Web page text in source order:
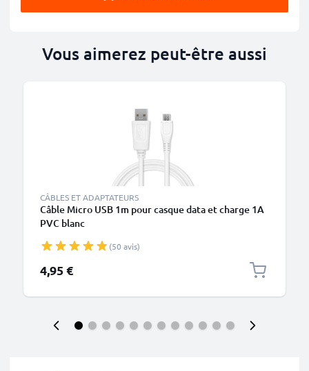
Vous aimerez peut-être aussi
CÂBLES ET ADAPTATEURS
Câble Micro USB 1m pour casque data et charge 1A
PVC blanc
(50 avis)
4,95 €